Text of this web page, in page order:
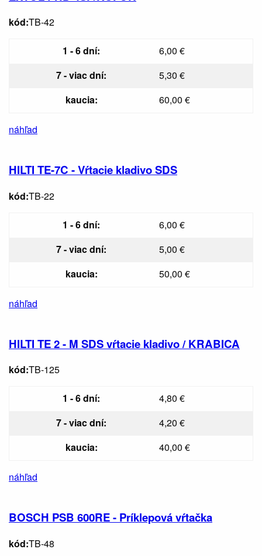
kód:TB-42
1 - 6 dní:
6,00 €
7 - viac dní:
5,30 €
kaucia:
60,00 €
náhľad
HILTI TE-7C - Vŕtacie kladivo SDS
kód:TB-22
1 - 6 dní:
6,00 €
7 - viac dní:
5,00 €
kaucia:
50,00 €
náhľad
HILTI TE 2 - M SDS vŕtacie kladivo / KRABICA
kód:TB-125
1 - 6 dní:
4,80 €
7 - viac dní:
4,20 €
kaucia:
40,00 €
náhľad
BOSCH PSB 600RE - Príklepová vŕtačka
kód:TB-48